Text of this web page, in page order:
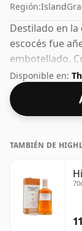
Región:Island
Destilado en
escocés fue
embotellado.
se embotella
presenta en
Disponible en:
TAMBIÉN DE